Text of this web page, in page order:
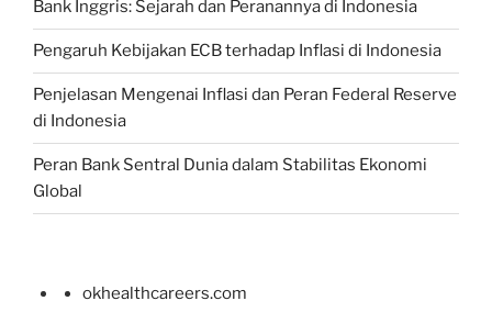
Bank Inggris: Sejarah dan Peranannya di Indonesia
Pengaruh Kebijakan ECB terhadap Inflasi di Indonesia
Penjelasan Mengenai Inflasi dan Peran Federal Reserve
di Indonesia
Peran Bank Sentral Dunia dalam Stabilitas Ekonomi
Global
okhealthcareers.com